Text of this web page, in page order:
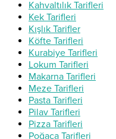
Kahvaltılık Tarifleri
Kek Tarifleri
Kışlık Tarifler
Köfte Tarifleri
Kurabiye Tarifleri
Lokum Tarifleri
Makarna Tarifleri
Meze Tarifleri
Pasta Tarifleri
Pilav Tarifleri
Pizza Tarifleri
Poğaça Tarifleri